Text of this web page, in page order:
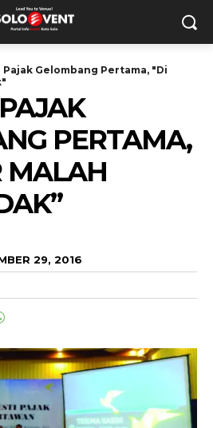
Gelombang Pertama, "Di
PERTAMA,
MALAH
29, 2016